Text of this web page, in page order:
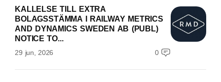
KALLELSE TILL EXTRA
BOLAGSSTÄMMA I RAILWAY METRICS
AND DYNAMICS SWEDEN AB (PUBL)
NOTICE TO...
29 jun, 2026 0